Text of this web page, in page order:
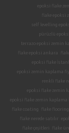
epoksi flake
flake
self levelling
pürüzlü
terrazo epoksi zemin
flake epoksi ankara
epoksi flake
epoksi zemin kaplama
renkli flake
epoksi flake zemin
epoksi flake zemin kaplama
flake coating
flake flooring
flake nerede satılır
flake çeşitleri
flake